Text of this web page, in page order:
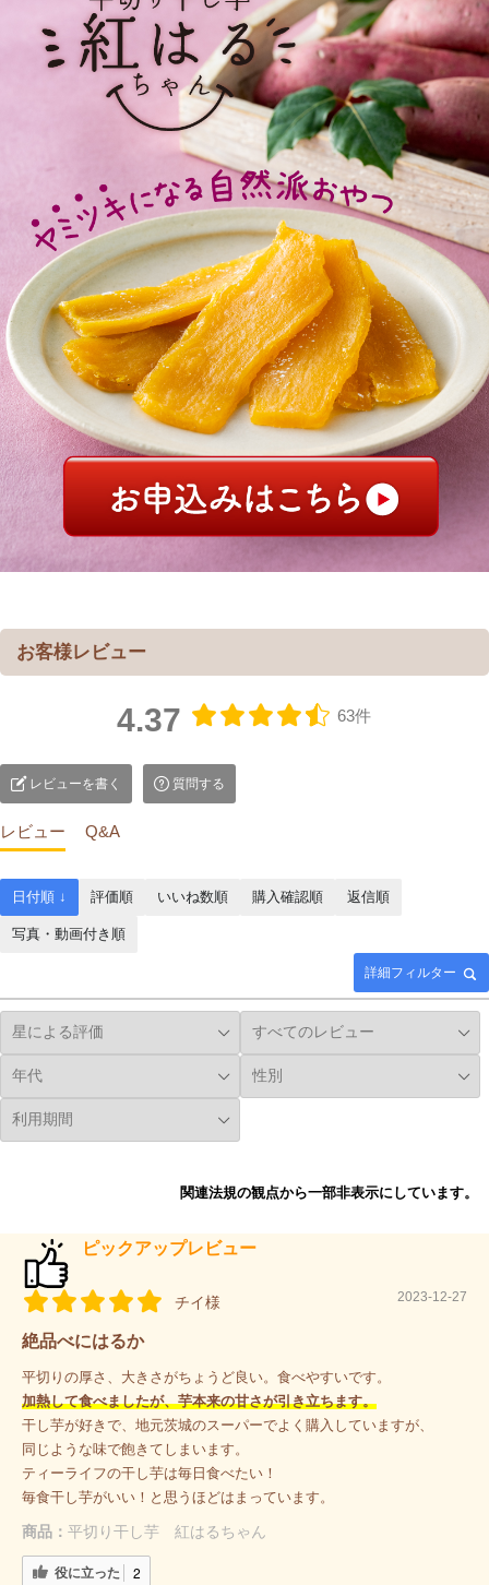
4.37 63件
レビューを書く 質問する
レビュー Q&A
詳細フィルター
日付順 ↓ 評価順 いいね数順 購入確認順 返信順
写真・動画付き順
関連法規の観点から一部非表示にしています。
ピックアップレビュー
チイ様 2023-12-27
絶品べにはるか
平切りの厚さ、大きさがちょうど良い。食べやすいです。
加熱して食べましたが、芋本来の甘さが引き立ちます。
干し芋が好きで、地元茨城のスーパーでよく購入していますが、
同じような味で飽きてしまいます。
ティーライフの干し芋は毎日食べたい！
毎食干し芋がいい！と思うほどはまっています。
商品： 平切り干し芋 紅はるちゃん
役に立った 2